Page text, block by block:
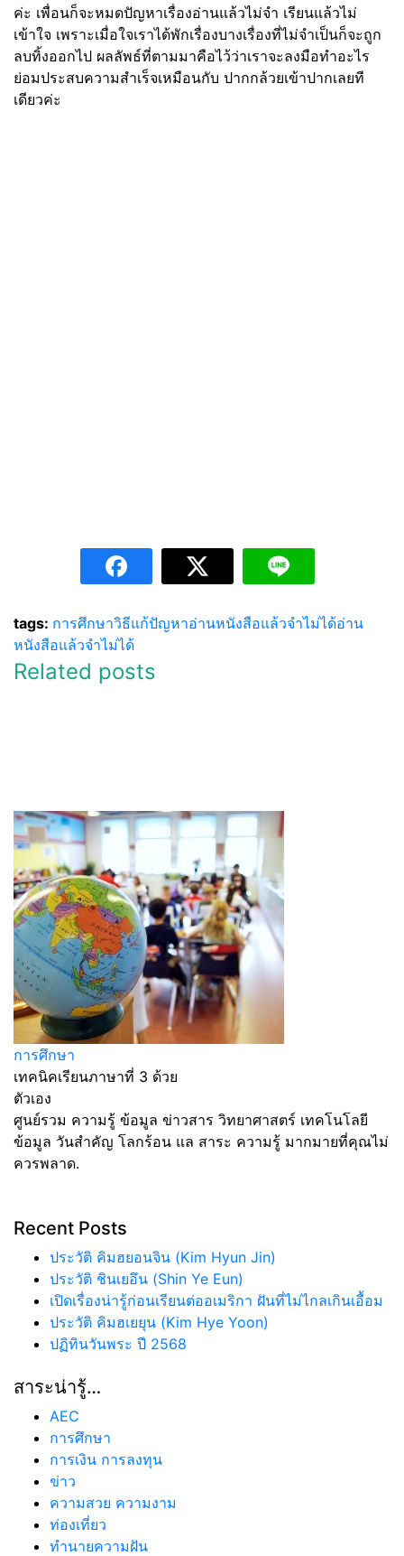
ค่ะ เพื่อนก็จะหมดปัญหาเรื่องอ่านแล้วไม่จำ เรียนแล้วไม่
เข้าใจ เพราะเมื่อใจเราได้พักเรื่องบางเรื่องที่ไม่จำเป็นก็จะถูก
ลบทิ้งออกไป ผลลัพธ์ที่ตามมาคือไว้ว่าเราจะลงมือทำอะไร
ย่อมประสบความสำเร็จเหมือนกับ ปากกล้วยเข้าปากเลยที
เดียวค่ะ
tags: การศึกษาวิธีแก้ปัญหาอ่านหนังสือแล้วจำไม่ได้อ่าน
หนังสือแล้วจำไม่ได้
Related posts
การศึกษา
เทคนิคเรียนภาษาที่ 3 ด้วย
ตัวเอง
ศูนย์รวม ความรู้ ข้อมูล ข่าวสาร วิทยาศาสตร์ เทคโนโลยี
ข้อมูล วันสำคัญ โลกร้อน แล สาระ ความรู้ มากมายที่คุณไม่
ควรพลาด.
Recent Posts
ประวัติ คิมฮยอนจิน (Kim Hyun Jin)
ประวัติ ชินเยอึน (Shin Ye Eun)
เปิดเรื่องน่ารู้ก่อนเรียนต่ออเมริกา ฝันที่ไม่ไกลเกินเอื้อม
ประวัติ คิมฮเยยุน (Kim Hye Yoon)
ปฏิทินวันพระ ปี 2568
สาระน่ารู้…
AEC
การศึกษา
การเงิน การลงทุน
ข่าว
ความสวย ความงาม
ท่องเที่ยว
ทํานายความฝัน